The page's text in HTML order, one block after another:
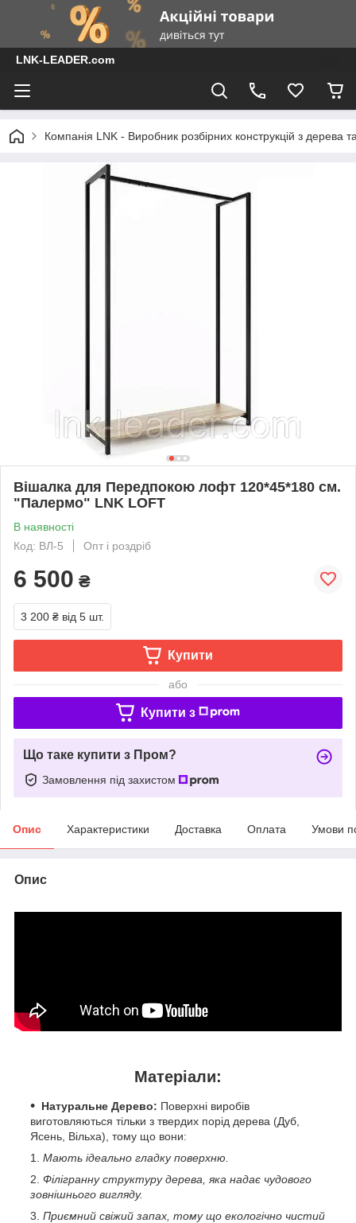
LNK-LEADER.com
Компанія LNK - Виробник розбірних конструкцій з дерева
Вішалка для Передпокою лофт 120*45*180 см.
"Палермо" LNK LOFT
В наявності
Код: ВЛ-5
Опт і роздріб
6 500 ₴
3 200 ₴ від 5 шт.
Купити
або
Купити з
Що таке купити з Пром?
Замовлення під захистом
Опис Характеристики Доставка Оплата Умови
Опис
Матеріали:
Натуральне Дерево: Поверхні виробів
виготовляються тільки з твердих порід дерева (Дуб,
Ясень, Вільха), тому що вони:
Мають ідеально гладку поверхню.
Філігранну структуру дерева, яка надає чудового
зовнішнього вигляду.
Приємний свіжий запах, тому що екологічно чистий